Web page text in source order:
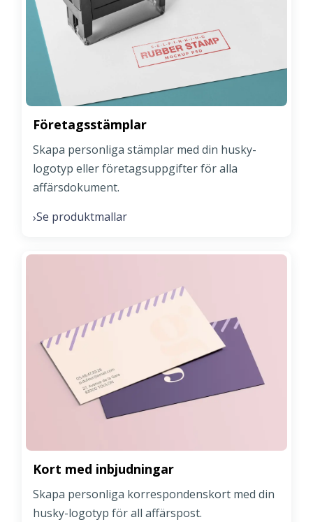
Företagsstämplar
Skapa personliga stämplar med din husky-
logotyp eller företagsuppgifter för alla
affärsdokument.
›Se produktmallar
Kort med inbjudningar
Skapa personliga korrespondenskort med din
husky-logotyp för all affärspost.